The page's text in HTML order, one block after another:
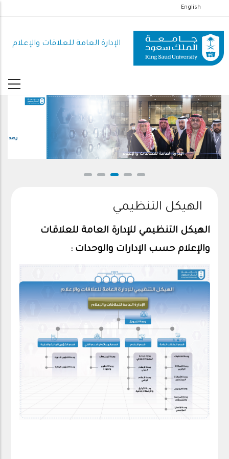
إلى
المحتوى
الرئيسي
English
الإدارة العامة للعلاقات والإعلام
الإدارة العامة للعلاقات والإعلام
الهيكل التنظيمي
الهيكل التنظيمي للإدارة العامة للعلاقات
والإعلام حسب الإدارات والوحدات :